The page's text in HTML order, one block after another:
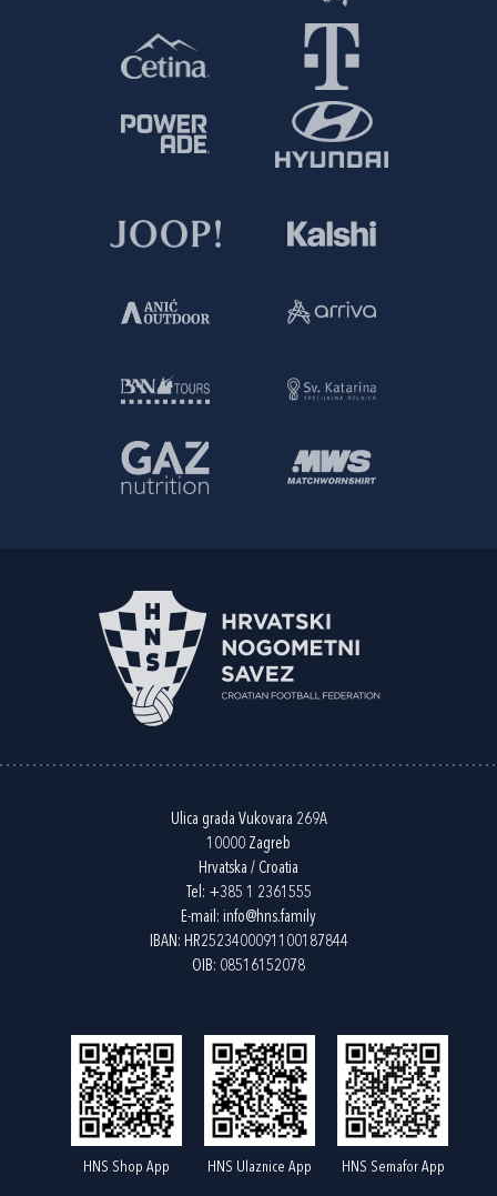
Ulica grada Vukovara 269A
10000 Zagreb
Hrvatska / Croatia
Tel: +385 1 2361555
E-mail: info@hns.family
IBAN: HR2523400091100187844
OIB: 08516152078
HNS Shop App HNS Ulaznice App HNS Semafor App